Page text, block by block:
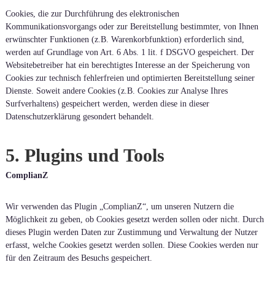
Cookies, die zur Durchführung des elektronischen
Kommunikationsvorgangs oder zur Bereitstellung bestimmter, von Ihnen
erwünschter Funktionen (z.B. Warenkorbfunktion) erforderlich sind,
werden auf Grundlage von Art. 6 Abs. 1 lit. f DSGVO gespeichert. Der
Websitebetreiber hat ein berechtigtes Interesse an der Speicherung von
Cookies zur technisch fehlerfreien und optimierten Bereitstellung seiner
Dienste. Soweit andere Cookies (z.B. Cookies zur Analyse Ihres
Surfverhaltens) gespeichert werden, werden diese in dieser
Datenschutzerklärung gesondert behandelt.
5. Plugins und Tools
ComplianZ
Wir verwenden das Plugin „ComplianZ“, um unseren Nutzern die
Möglichkeit zu geben, ob Cookies gesetzt werden sollen oder nicht. Durch
dieses Plugin werden Daten zur Zustimmung und Verwaltung der Nutzer
erfasst, welche Cookies gesetzt werden sollen. Diese Cookies werden nur
für den Zeitraum des Besuchs gespeichert.